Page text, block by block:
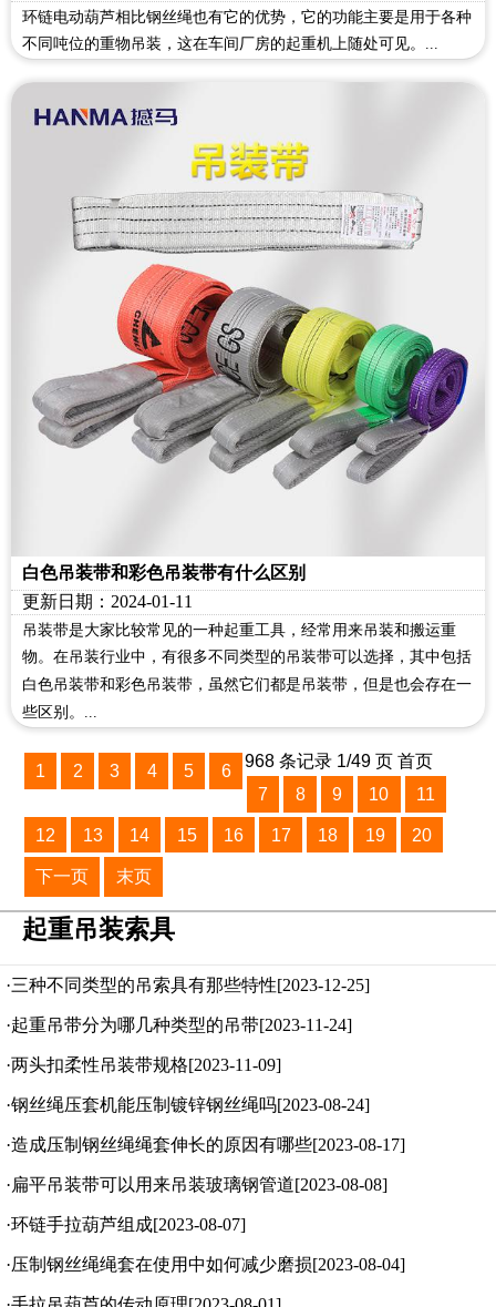
环链电动葫芦相比钢丝绳也有它的优势，它的功能主要是用于各种
不同吨位的重物吊装，这在车间厂房的起重机上随处可见。...
白色吊装带和彩色吊装带有什么区别
更新日期：2024-01-11
吊装带是大家比较常见的一种起重工具，经常用来吊装和搬运重
物。在吊装行业中，有很多不同类型的吊装带可以选择，其中包括
白色吊装带和彩色吊装带，虽然它们都是吊装带，但是也会存在一
些区别。...
968 条记录 1/49 页 首页
1 2 3 4 5
6
7
8 9 10 11
12 13 14 15 16 17 18 19 20
下一页 末页
起重吊装索具
·三种不同类型的吊索具有那些特性[2023-12-25]
·起重吊带分为哪几种类型的吊带[2023-11-24]
·两头扣柔性吊装带规格[2023-11-09]
·钢丝绳压套机能压制镀锌钢丝绳吗[2023-08-24]
·造成压制钢丝绳绳套伸长的原因有哪些[2023-08-17]
·扁平吊装带可以用来吊装玻璃钢管道[2023-08-08]
·环链手拉葫芦组成[2023-08-07]
·压制钢丝绳绳套在使用中如何减少磨损[2023-08-04]